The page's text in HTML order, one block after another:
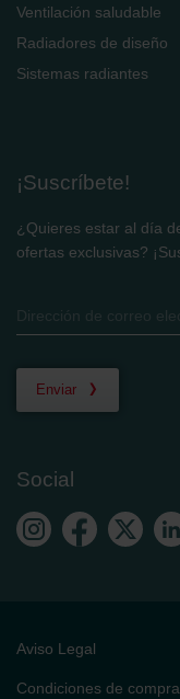
Ventilación saludable
Radiadores de diseño
Sistemas radiantes
¡Suscríbete!
¿Quieres estar al día
ofertas exclusivas?
Enviar
Social
Aviso Legal
Condiciones de compra